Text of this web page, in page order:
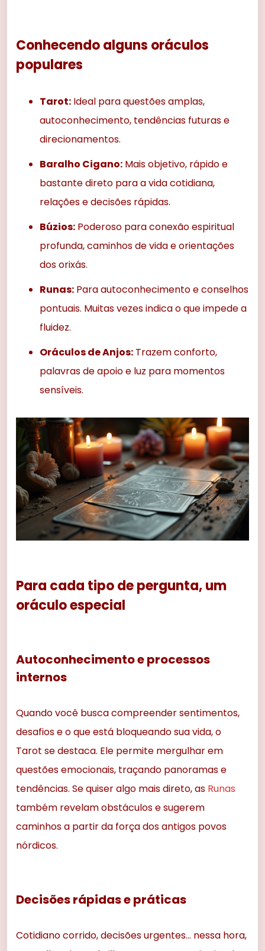
Conhecendo alguns oráculos
populares
Tarot: Ideal para questões amplas,
autoconhecimento, tendências futuras e
direcionamentos.
Baralho Cigano: Mais objetivo, rápido e
bastante direto para a vida cotidiana,
relações e decisões rápidas.
Búzios: Poderoso para conexão espiritual
profunda, caminhos de vida e orientações
dos orixás.
Runas: Para autoconhecimento e conselhos
pontuais. Muitas vezes indica o que impede a
fluidez.
Oráculos de Anjos: Trazem conforto,
palavras de apoio e luz para momentos
sensíveis.
Para cada tipo de pergunta, um
oráculo especial
Autoconhecimento e processos
internos
Quando você busca compreender sentimentos,
desafios e o que está bloqueando sua vida, o
Tarot se destaca. Ele permite mergulhar em
questões emocionais, traçando panoramas e
tendências. Se quiser algo mais direto, as Runas
também revelam obstáculos e sugerem
caminhos a partir da força dos antigos povos
nórdicos.
Decisões rápidas e práticas
Cotidiano corrido, decisões urgentes… nessa hora,